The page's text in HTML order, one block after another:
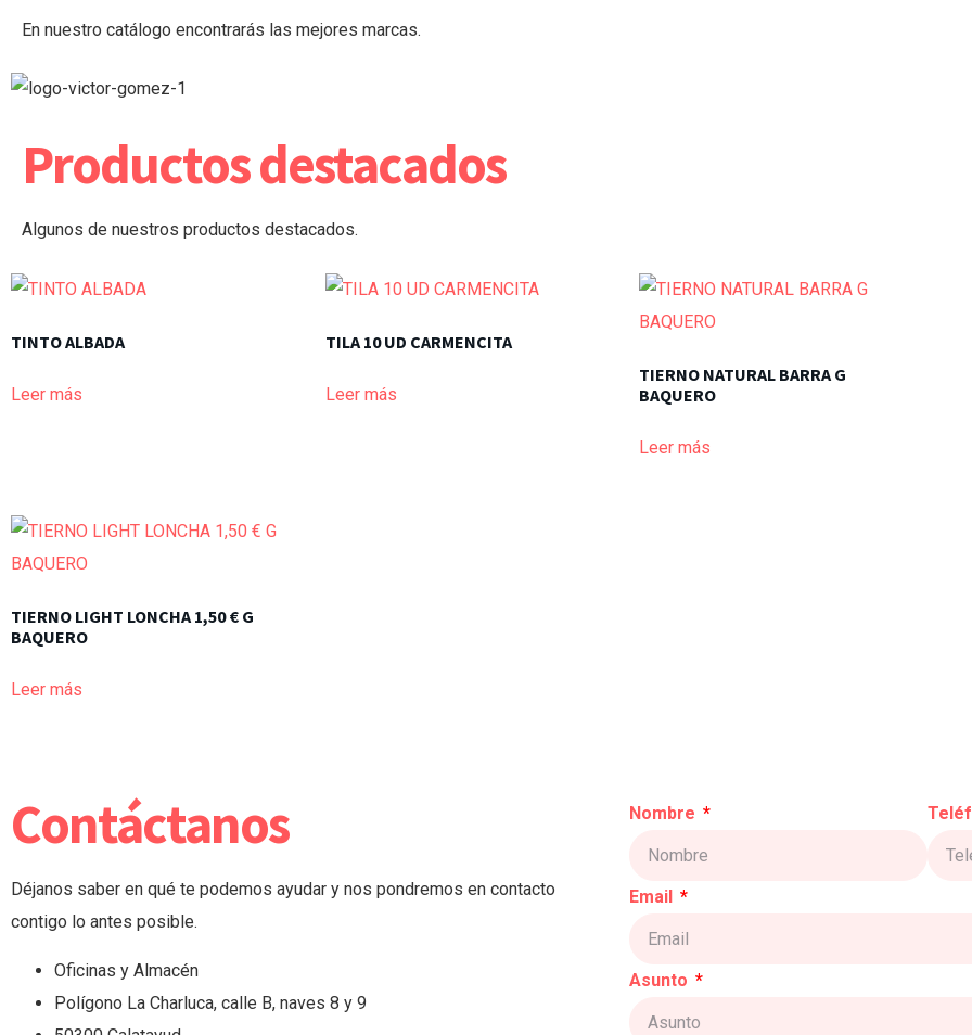
En nuestro catálogo encontrarás las mejores marcas.
Productos destacados
Algunos de nuestros productos destacados.
TINTO ALBADA
Leer más
TILA 10 UD CARMENCITA
Leer más
TIERNO NATURAL BARRA G
BAQUERO
Leer más
TIERNO LIGHT LONCHA 1,50 € G
BAQUERO
Leer más
Contáctanos
Déjanos saber en qué te podemos ayudar y nos pondremos en contacto
contigo lo antes posible.
Oficinas y Almacén
Polígono La Charluca, calle B, naves 8 y 9
Nombre
Email
Asunto